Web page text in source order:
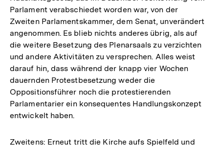
Parlament verabschiedet worden war, von der
Zweiten Parlamentskammer, dem Senat, unverändert
angenommen. Es blieb nichts anderes übrig, als auf
die weitere Besetzung des Plenarsaals zu verzichten
und andere Aktivitäten zu versprechen. Alles weist
darauf hin, dass während der knapp vier Wochen
dauernden Protestbesetzung weder die
Oppositionsführer noch die protestierenden
Parlamentarier ein konsequentes Handlungskonzept
entwickelt haben.
Zweitens: Erneut tritt die Kirche aufs Spielfeld und